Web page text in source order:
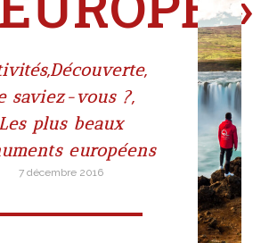
,Découverte,
saviez-vous ?,
Les plus beaux
européens
7 décembre 2016